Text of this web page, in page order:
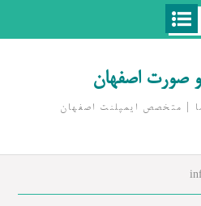
صورت اصفهان
| متخصص ايمپلنت اصفهان